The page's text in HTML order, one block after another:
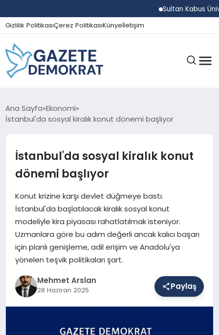
Sultan Kabus
Gizlilik PolitikasıÇerez PolitikasıKünyeİletişim
GÜNDEM
SPOR
SAĞLIK
EĞITIM
Ana Sayfa Ekonomi
İstanbul'da sosyal kiralık konut dönemi başlıyor
İstanbul'da sosyal kiralık konut
dönemi başlıyor
Konut krizine karşı devlet düğmeye bastı.
İstanbul'da başlatılacak kiralık sosyal konut
modeliyle kira piyasası rahatlatılmak isteniyor.
Uzmanlara göre bu adım değerli ancak kalıcı başarı
için planlı genişleme, adil erişim ve Anadolu'ya
yönelen teşvik politikaları şart.
Mehmet Arslan
28 Haziran 2025 Paylaş